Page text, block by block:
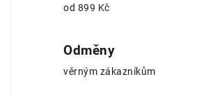
od 899 Kč
Odměny
věrným zákazníkům